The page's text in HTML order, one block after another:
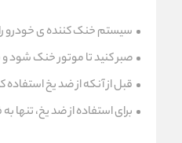
سیستم خنک کننده ی خودرو
صبر کنید تا موتور خنک شود
قبل از آنکه از ضد یخ استفاده
برای استفاده از ضد یخ،